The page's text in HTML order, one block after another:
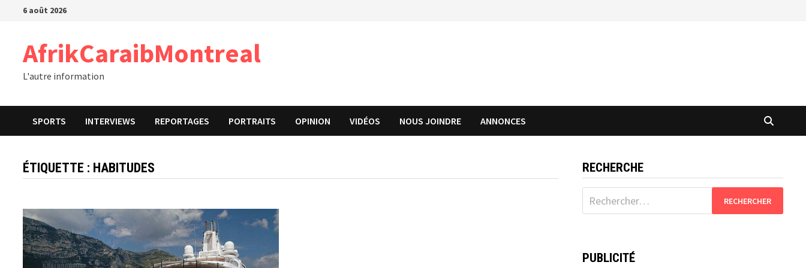
Passer6 août 2026
AfrikCaraibMontreal
L'autre information
SPORTS INTERVIEWS REPORTAGES PORTRAITS OPINION VIDÉOS NOUS JOINDRE ANNONCES
ÉTIQUETTE : HABITUDES RECHERCHE
Rechercher :
PUBLICITÉ